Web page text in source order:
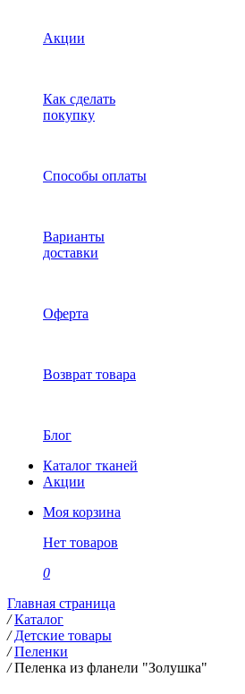
Акции
Как сделать
покупку
Способы оплаты
Варианты
доставки
Оферта
Возврат товара
Блог
Каталог тканей
Акции
Моя корзина
Нет товаров
0
Главная страница
/ Каталог
/ Детские товары
/ Пеленки
/ Пеленка из фланели "Золушка"